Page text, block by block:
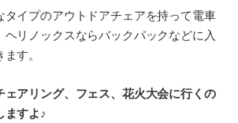
タイプのアウトドアチェアを持って電車
ヘリノックスならバックパックなどに入
す。
ェアリング、フェス、花火大会に行くの
ますよ♪